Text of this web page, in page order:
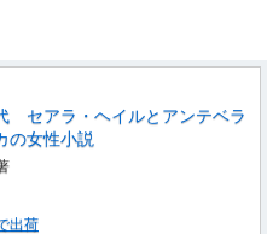
セアラ・ヘイルとアンテベラ
の女性小説
出荷